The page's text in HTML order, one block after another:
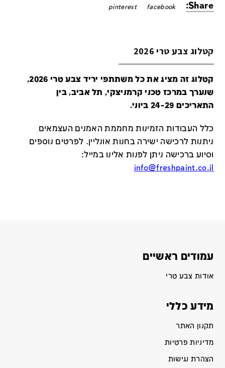
Share:
facebook
pinterest
קטלוג צבע טרי 2026
קטלוג זה מציג את כל משתתפי יריד צבע טרי 2026,
שנערך במרכז טכני קרמניצקי, תל אביב, בין
התאריכים 24-29 ביוני.
כלל העבודות הזמינות מחממת האמנים העצמאים
ניתנות לרכישה ישירה בחנות אונליין. לפרטים נוספים
וסיוע ברכישה ניתן לפנות אלינו במייל:
info@freshpaint.co.il
עמודים ראשיים
אודות צבע טרי
מידע כללי
תקנון האתר
מדיניות פרטיות
הצהרת נגישות